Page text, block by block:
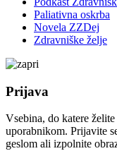
Paliativna oskrba
Novela ZZDej
Zdravniške želje
Prijava
Vsebina, do katere
uporabnikom. Prijavite
geslom ali izpolnite